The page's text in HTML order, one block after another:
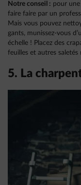
Notre conseil : pour
faire faire par un
Mais vous pouvez
gants, munissez-vous
échelle ! Placez des
feuilles et autres saletés
5. La